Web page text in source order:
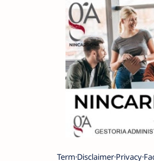
Term Disclaimer Privacy